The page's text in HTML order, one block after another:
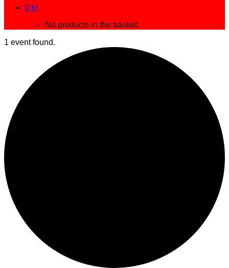
0 kr
No products in the basket.
1 event found.